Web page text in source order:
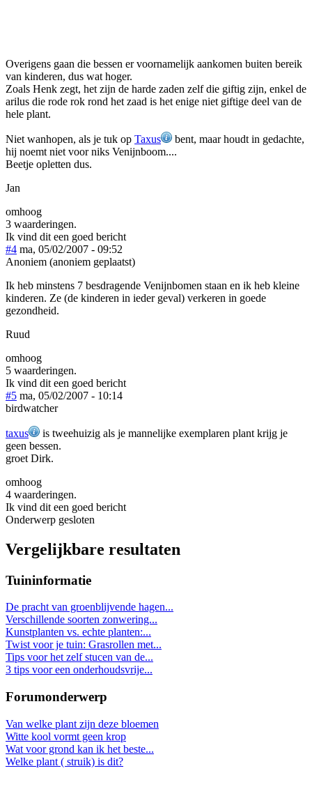
Overigens gaan die bessen er voornamelijk aankomen buiten bereik
van kinderen, dus wat hoger.
Zoals Henk zegt, het zijn de harde zaden zelf die giftig zijn, enkel de
arilus die rode rok rond het zaad is het enige niet giftige deel van de
hele plant.
Niet wanhopen, als je tuk op Taxus
bent, maar houdt in gedachte,
hij noemt niet voor niks Venijnboom....
Beetje opletten dus.
Jan
omhoog
3 waarderingen.
Ik vind dit een goed bericht
#4 ma, 05/02/2007 - 09:52
Anoniem (anoniem geplaatst)
Ik heb minstens 7 besdragende Venijnbomen staan en ik heb kleine
kinderen. Ze (de kinderen in ieder geval) verkeren in goede
gezondheid.
Ruud
omhoog
5 waarderingen.
Ik vind dit een goed bericht
#5 ma, 05/02/2007 - 10:14
birdwatcher
taxus
is tweehuizig als je mannelijke exemplaren plant krijg je
geen bessen.
groet Dirk.
omhoog
4 waarderingen.
Ik vind dit een goed bericht
Onderwerp gesloten
Vergelijkbare resultaten
Tuininformatie
De pracht van groenblijvende hagen...
Verschillende soorten zonwering...
Kunstplanten vs. echte planten:...
Twist voor je tuin: Grasrollen met...
Tips voor het zelf stucen van de...
3 tips voor een onderhoudsvrije...
Forumonderwerp
Van welke plant zijn deze bloemen
Witte kool vormt geen krop
Wat voor grond kan ik het beste...
Welke plant ( struik) is dit?